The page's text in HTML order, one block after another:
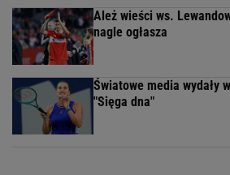
Ależ wieści ws.
nagle ogłasza
Światowe media wydały
"Sięga dna"